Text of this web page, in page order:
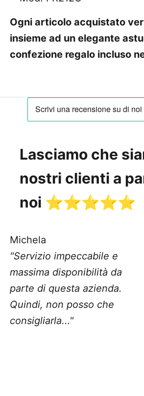
Ogni articolo acquistato
insieme ad un elegante
confezione regalo incluso
Lasciamo che
nostri clienti a
noi ⭐️⭐️⭐️⭐️⭐️
Michela
"Servizio impeccabile e
massima disponibilità da
parte di questa azienda.
Quindi, non posso che
consigliarla..."